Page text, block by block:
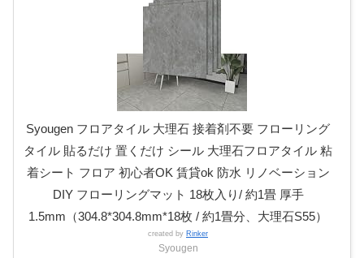
Syougen フロアタイル 大理石 接着剤不要 フローリング
タイル 貼るだけ 置くだけ シール 大理石フロアタイル 粘
着シート フロア 初心者OK 賃貸ok 防水 リノベーション
DIY フローリングマット 18枚入り/ 約1畳 厚手
1.5mm（304.8*304.8mm*18枚 / 約1畳分、大理石S55）
created by Rinker
Syougen